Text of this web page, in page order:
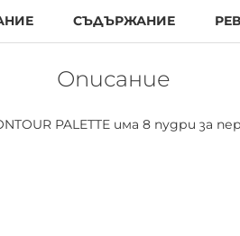
СЪДЪРЖАНИЕ
Описание
PALETTE има 8 пудри за